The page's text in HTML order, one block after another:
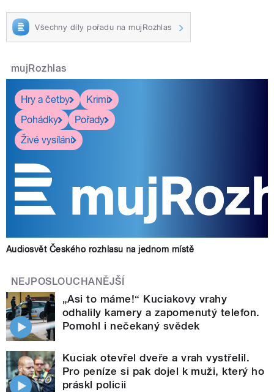
Všechny díly pořadu na mujRozhlas
mujRozhlas
Hry a četby
Krimi
Pohádky
Pořady
Živé vysílání
Audiosvět Českého rozhlasu na jednom místě
NEJPOSLOUCHANĚJŠÍ
„Asi to máme!“ Kuciakovy vrahy
odhalily kamery a zapomenutý telefon.
Pomohl i nečekaný svědek
Kuciak otevřel dveře a vrah vystřelil.
Pro peníze si pak dojel k muži, který ho
práskl policii